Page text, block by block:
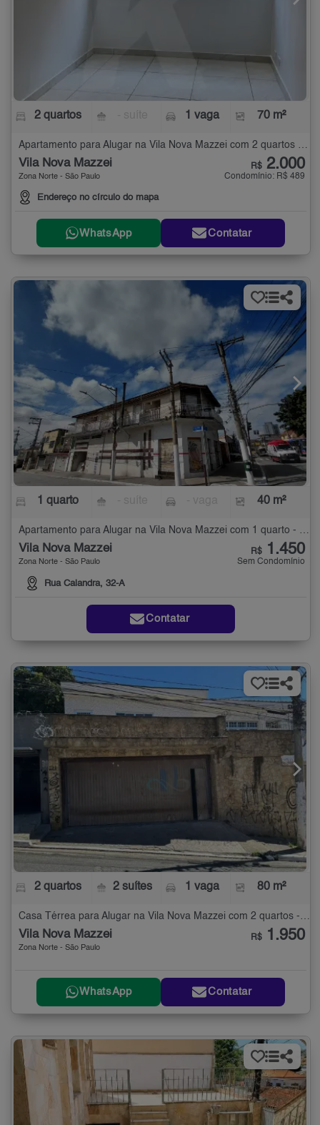
2 quartos 1 vaga 70 m²
Apartamento para Alugar na Vila Nova Mazzei com 2 quartos - 70 m²
Vila Nova Mazzei
Zona Norte - São Paulo
Endereço no círculo do mapa
R$ 2.000
Condomínio: R$ 489
WhatsApp Contatar
1 quarto 40 m²
Apartamento para Alugar na Vila Nova Mazzei com 1 quarto - 40 m²
Vila Nova Mazzei
Zona Norte - São Paulo
Rua Calandra, 32-A
R$ 1.450
Sem Condomínio
Contatar
2 quartos 2 suítes 1 vaga 80 m²
Vila Nova Mazzei
Zona Norte - São Paulo
R$ 1.950
WhatsApp Contatar